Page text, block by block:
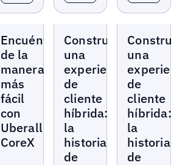
web
Encuéntrese
de la
manera
más
fácil
con
Uberall
CoreX
web
Construyendo
una
experiencia
de
cliente
híbrida:
la
historia
de
web
una
de
cliente
híbrida:
la
historia
de